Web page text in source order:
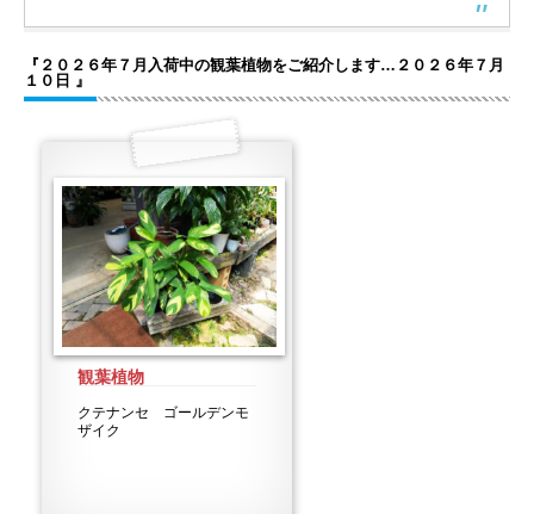
『２０２６年７月入荷中の観葉植物をご紹介します…２０２６年７月
１０日 』
観葉植物
クテナンセ ゴールデンモ
ザイク